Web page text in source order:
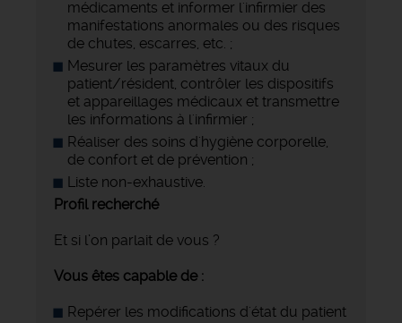
médicaments et informer l'infirmier des
manifestations anormales ou des risques
de chutes, escarres, etc. ;
Mesurer les paramètres vitaux du
patient/résident, contrôler les dispositifs
et appareillages médicaux et transmettre
les informations à l'infirmier ;
Réaliser des soins d'hygiène corporelle,
de confort et de prévention ;
Liste non-exhaustive.
Profil recherché
Et si l’on parlait de vous ?
Vous êtes capable de :
Repérer les modifications d'état du patient